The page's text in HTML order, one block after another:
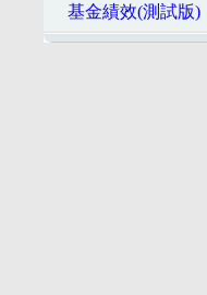
基金績效(測試版)